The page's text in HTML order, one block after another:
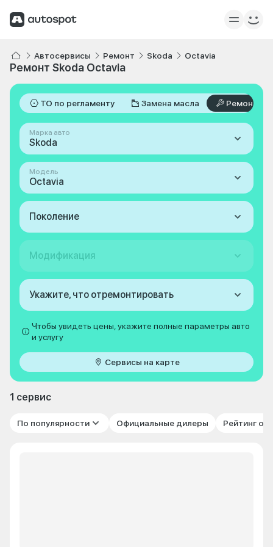
Автосервисы Ремонт Skoda Octavia
Ремонт Skoda Octavia
ТО по регламенту Замена масла Ремонт
Марка авто
Skoda
Модель
Octavia
Поколение
Модификация
Укажите, что отремонтировать
Чтобы увидеть цены, укажите полные параметры авто
и услугу
Сервисы на карте
1 сервис
По популярности Официальные дилеры Рейтинг